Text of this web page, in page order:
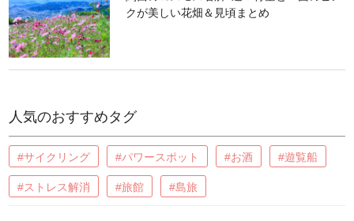
クが美しい花畑＆見頃まとめ
人気のおすすめタグ
#サイクリング #パワースポット #お酒 #遊覧船
#ストレス解消 #旅館 #島旅